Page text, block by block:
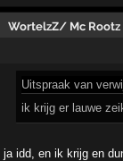
WortelzZ/ Mc Rootz
Uitspraak van
ik krijg er lauwe
ja idd, en ik krijg en